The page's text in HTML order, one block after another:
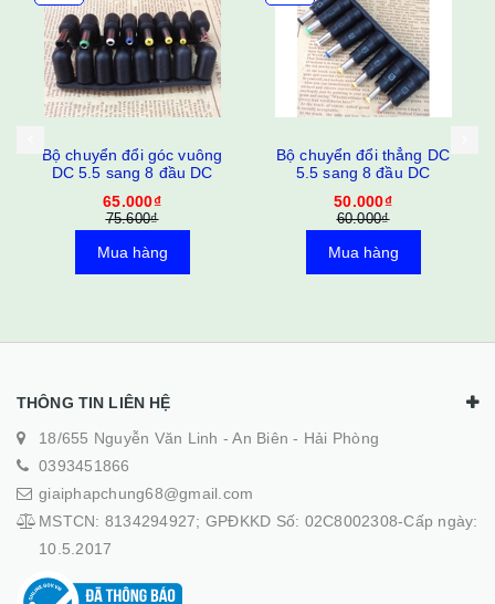
Bộ chuyển đổi góc vuông
DC 5.5 sang 8 đầu DC
65.000₫
75.600₫
Mua hàng
Bộ chuyển đổi thẳng DC
5.5 sang 8 đầu DC
50.000₫
60.000₫
Mua hàng
THÔNG TIN LIÊN HỆ
18/655 Nguyễn Văn Linh - An Biên - Hải Phòng
0393451866
giaiphapchung68@gmail.com
MSTCN: 8134294927; GPĐKKD Số: 02C8002308-Cấp ngày:
10.5.2017